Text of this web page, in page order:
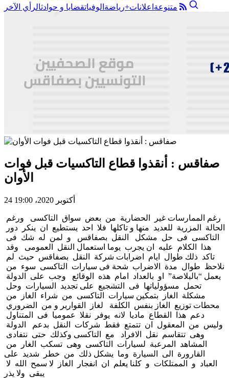
متنوعة اعلانات+رياضة الوفياتقضايا و حوادثالرأي الآخر
صفاقس : أنقذوا قطاع التاكسيات قبل فوات
الأوان
24 أكتوبر 2020، 19:00
رغم الممارسات غير الحضارية من بعض سواق التاكسى ورغم
الحالة المزرية للعديد منها و تاكلها فلا احد يستطيع ان ينكر دور
التاكسى فى حل مشكل النقل بصفاقس و لمن له شك فى
هذا الكلام عليه ان يجرب يوما استعمال النقل العمومى وقد
تاكد ذلك طوال ايام اضرابات شركة النقل بصفاقس حيث لم
نلاحظ طوال مدة الاضراب شحة فى سيارات التاكسى سوء من
يعمل “بالبلاصة” او بالعداد امام هذه الوقائع وجب على الدولة
تحمل مسؤولياتها فى التشجيع على تجديد السيارات وحل
مشكلة الغاز بتمكين سيارات التاكسى من شراء الغاز من
محطات توزيع الغاز بنفس الكلفة لغاز القوارير و من الضروري
دعم هذا القطاع ماديا لانه يوفر نقلا عموميا فى المتناول
وليس من المعقول ان تتمتع فقط شركات النقل بدعم الدولة
وهى تتقاسم نقل الافراد مع التاكسى وكذلك حتى نتفادى
المشاهد المرعبة لسيارات التاكسى وهى تسكب الغار من
القارورة الى السيارة وما يشكل ذلك من خطر شديد على
العباد و الممتلكات و كلنا يعلم ان انفجار الغاز لا سمح الله لا
يبقى ولا يذر